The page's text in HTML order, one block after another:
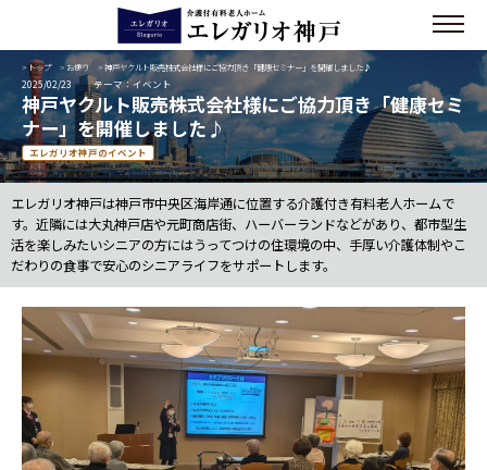
>トップ >お便り > 神戸ヤクルト販売株式会社様にご協力頂き「健康セミナー」を開催しました♪
2025/02/23 テーマ：イベント
神戸ヤクルト販売株式会社様にご協力頂き「健康セミ
ナー」を開催しました♪
エレガリオ神戸のイベント
エレガリオ神戸は神戸市中央区海岸通に位置する介護付き有料老人ホームで
す。近隣には大丸神戸店や元町商店街、ハーバーランドなどがあり、都市型生
活を楽しみたいシニアの方にはうってつけの住環境の中、手厚い介護体制やこ
だわりの食事で安心のシニアライフをサポートします。